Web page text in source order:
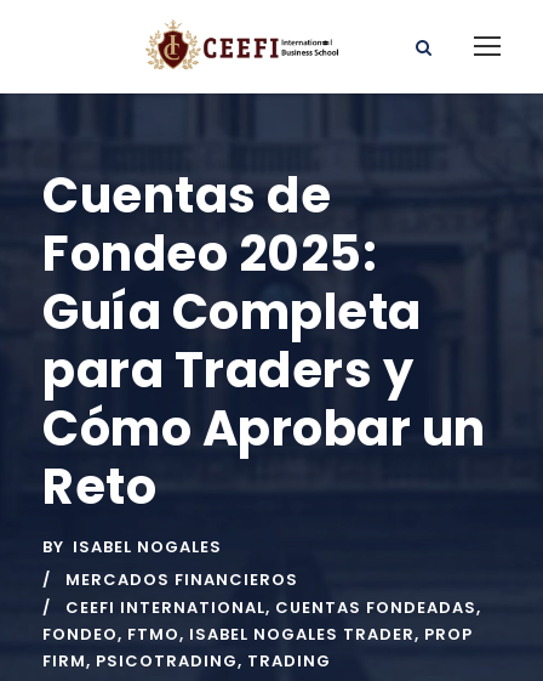
Cuentas de
Fondeo 2025:
Guía Completa
para Traders y
Cómo Aprobar un
Reto
BY ISABEL NOGALES
MERCADOS FINANCIEROS
CEEFI INTERNATIONAL, CUENTAS FONDEADAS,
FONDEO, FTMO, ISABEL NOGALES TRADER, PROP
FIRM, PSICOTRADING, TRADING